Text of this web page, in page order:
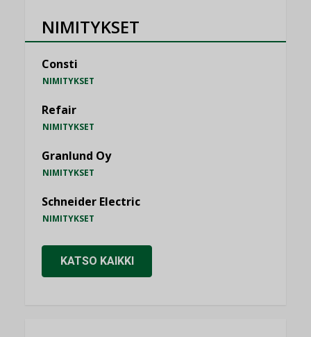
NIMITYKSET
Consti
NIMITYKSET
Refair
NIMITYKSET
Granlund Oy
NIMITYKSET
Schneider Electric
NIMITYKSET
KATSO KAIKKI